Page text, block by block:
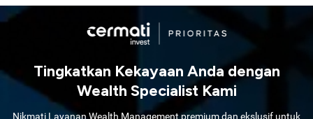
Tingkatkan Kekayaan Anda dengan
Wealth Specialist Kami
Nikmati Layanan Wealth Management premium dan ekslusif untuk